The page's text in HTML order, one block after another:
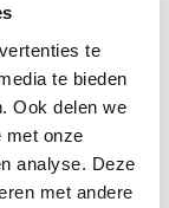
te
te bieden
Ook delen we
met onze
analyse. Deze
met andere